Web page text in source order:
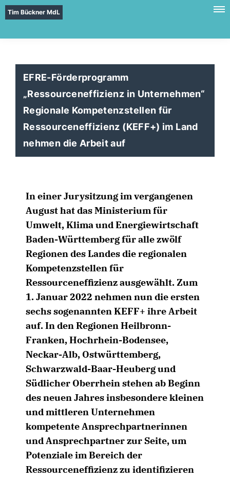
Tim Bückner MdL
EFRE-Förderprogramm
Ressourceneffizienz in Unternehmen“
Regionale Kompetenzstellen für
Ressourceneffizienz (KEFF+) im Land
nehmen die Arbeit auf
In einer Jurysitzung im vergangenen
August hat das Ministerium für
Umwelt, Klima und Energiewirtschaft
Baden-Württemberg für alle zwölf
Regionen des Landes die regionalen
Kompetenzstellen für
Ressourceneffizienz ausgewählt. Zum
1. Januar 2022 nehmen nun die ersten
sechs sogenanntenKEFF+ ihre Arbeit
auf. In den Regionen Heilbronn-
Franken, Hochrhein-Bodensee,
Neckar-Alb, Ostwürttemberg,
Schwarzwald-Baar-Heuberg und
Südlicher Oberrhein stehen ab Beginn
des neuen Jahres insbesondere kleinen
und mittleren Unternehmen
kompetente Ansprechpartnerinnen
und Ansprechpartner zur Seite, um
Potenziale im Bereich der
Ressourceneffizienz zu identifizieren